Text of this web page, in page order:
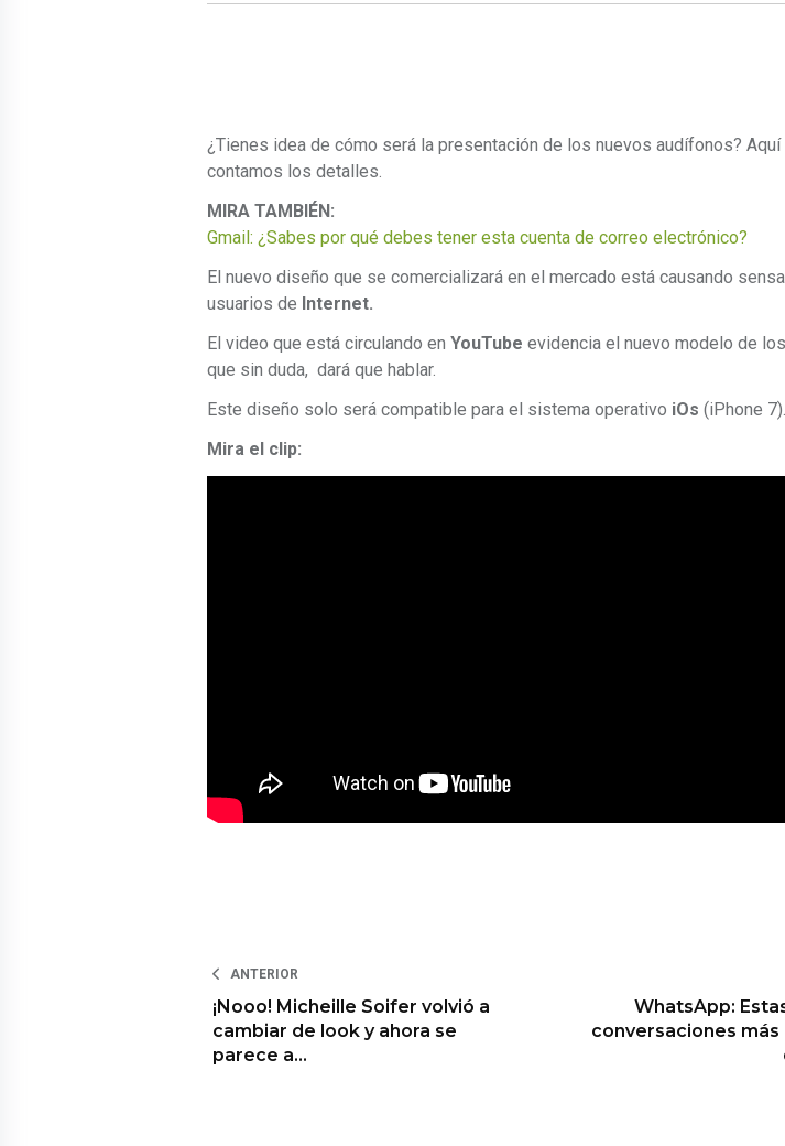
¿Tienes idea de cómo será la presentación de los nuevos audífonos? Aquí
contamos los detalles.
MIRA TAMBIÉN:
Gmail: ¿Sabes por qué debes tener esta cuenta de correo electrónico?
El nuevo diseño que se comercializará en el mercado está causando
usuarios de Internet.
El video que está circulando en YouTube evidencia el nuevo modelo de
que sin duda, dará que hablar.
Este diseño solo será compatible para el sistema operativo iOs (iPhone 7).
Mira el clip:
ANTERIOR
¡Nooo! Micheille Soifer volvió a
cambiar de look y ahora se
parece a…
WhatsApp:
conversaciones más